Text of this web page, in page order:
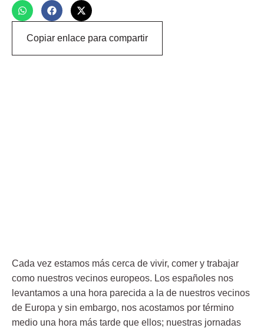
Copiar enlace para compartir
Cada vez estamos más cerca de vivir, comer y trabajar
como nuestros vecinos europeos. Los españoles nos
levantamos a una hora parecida a la de nuestros vecinos
de Europa y sin embargo, nos acostamos por término
medio una hora más tarde que ellos; nuestras jornadas